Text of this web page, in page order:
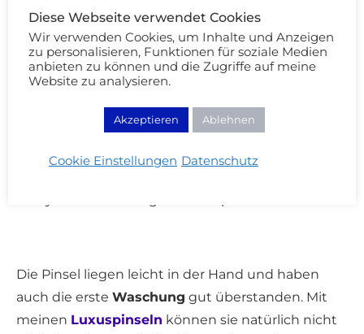
auf das gesamte Lid oder zum Ausrauchen zur
Schläfe
N6 Bullet-Lidfaltenpinsel – Ein Pencil Pinsel für
den präzisen Auftrag am unteren Lid und im
inneren Augenwinkel. Zu ihm greife ich am
häufigsten!
N7 2-in-1-Linerpinsel und Spiralbürste
Die Pinsel liegen leicht in der Hand und haben
auch die erste Waschung gut überstanden. Mit
meinen Luxuspinseln können sie natürlich nicht
Diese Webseite verwendet Cookies
Wir verwenden Cookies, um Inhalte und Anzeigen
zu personalisieren, Funktionen für soziale Medien
anbieten zu können und die Zugriffe auf meine
Website zu analysieren.
Akzeptieren Ablehnen
Cookie Einstellungen Datenschutz